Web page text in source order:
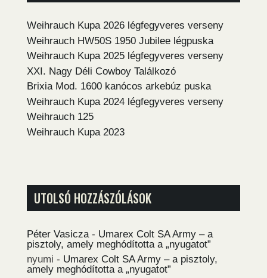
Weihrauch Kupa 2026 légfegyveres verseny
Weihrauch HW50S 1950 Jubilee légpuska
Weihrauch Kupa 2025 légfegyveres verseny
XXI. Nagy Déli Cowboy Találkozó
Brixia Mod. 1600 kanócos arkebúz puska
Weihrauch Kupa 2024 légfegyveres verseny
Weihrauch 125
Weihrauch Kupa 2023
UTOLSÓ HOZZÁSZÓLÁSOK
Péter Vasicza - Umarex Colt SA Army – a
pisztoly, amely meghódította a „nyugatot”
nyumi - Umarex Colt SA Army – a pisztoly,
amely meghódította a „nyugatot”